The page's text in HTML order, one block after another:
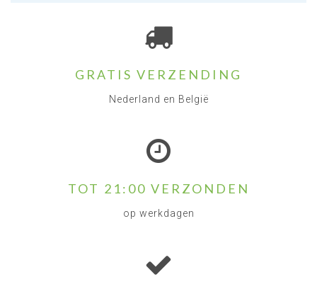
GRATIS VERZENDING
Nederland en België
TOT 21:00 VERZONDEN
op werkdagen